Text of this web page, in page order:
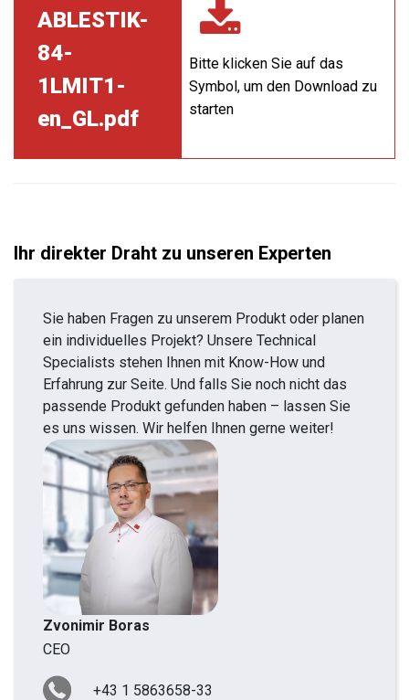
ABLESTIK-
84-
1LMIT1-
en_GL.pdf
Bitte klicken Sie auf das
Symbol, um den Download zu
starten
Ihr direkter Draht zu unseren Experten
Sie haben Fragen zu unserem Produkt oder planen
ein individuelles Projekt? Unsere Technical
Specialists stehen Ihnen mit Know-How und
Erfahrung zur Seite. Und falls Sie noch nicht das
passende Produkt gefunden haben – lassen Sie
es uns wissen. Wir helfen Ihnen gerne weiter!
Zvonimir Boras
CEO
+43 1 5863658-33